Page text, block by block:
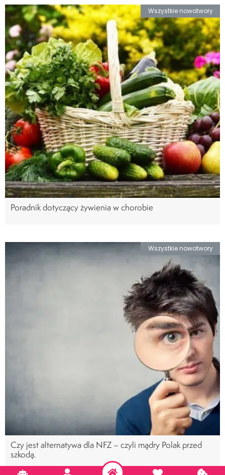
Wszystkie nowotwory
Poradnik dotyczący żywienia w chorobie
Wszystkie nowotwory
Czy jest alternatywa dla NFZ – czyli mądry Polak przed
szkodą.